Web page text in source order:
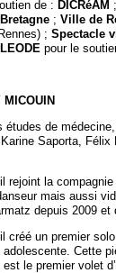
de : DICRéAM ;
; Ville de
; Spectacle
pour le
MICOUIN
études de
Saporta,
rejoint la
mais aussi
depuis 2009 et
créé un premier solo
adolescente. Cette
le premier volet